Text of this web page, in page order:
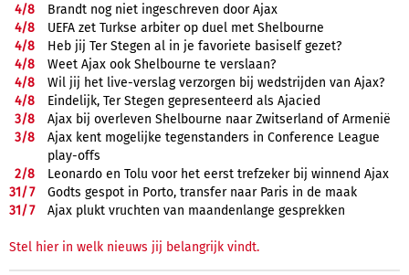
4/8
Brandt nog niet ingeschreven door Ajax
4/8
UEFA zet Turkse arbiter op duel met Shelbourne
4/8
Heb jij Ter Stegen al in je favoriete basiself gezet?
4/8
Weet Ajax ook Shelbourne te verslaan?
4/8
Wil jij het live-verslag verzorgen bij wedstrijden van Ajax?
4/8
Eindelijk, Ter Stegen gepresenteerd als Ajacied
3/8
Ajax bij overleven Shelbourne naar Zwitserland of Armenië
3/8
Ajax kent mogelijke tegenstanders in Conference League
play-offs
2/8
Leonardo en Tolu voor het eerst trefzeker bij winnend Ajax
31/7
Godts gespot in Porto, transfer naar Paris in de maak
31/7 Ajax plukt vruchten van maandenlange gesprekken
Stel hier in welk nieuws jij belangrijk vindt.